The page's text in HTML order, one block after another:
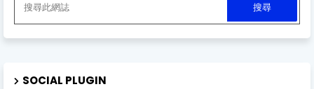
SOCIAL PLUGIN